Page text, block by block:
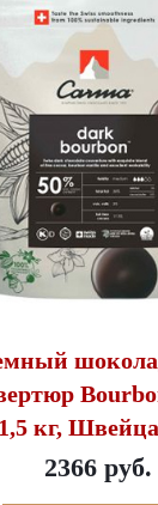
1,5 кг,
2366 руб.